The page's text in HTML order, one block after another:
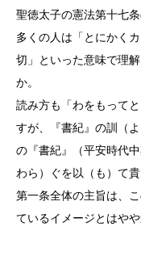
聖徳太子の憲法第十七
多くの人は「とにかく
切」といった意味で理
か。
読み方も「わをもって
すが、『書紀』の訓（
の『書紀』（平安時代
わら）ぐを以（も）て
第一条全体の主旨は、
ているイメージとはやや